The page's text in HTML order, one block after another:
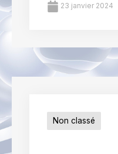
23 janvier 2024
Non classé